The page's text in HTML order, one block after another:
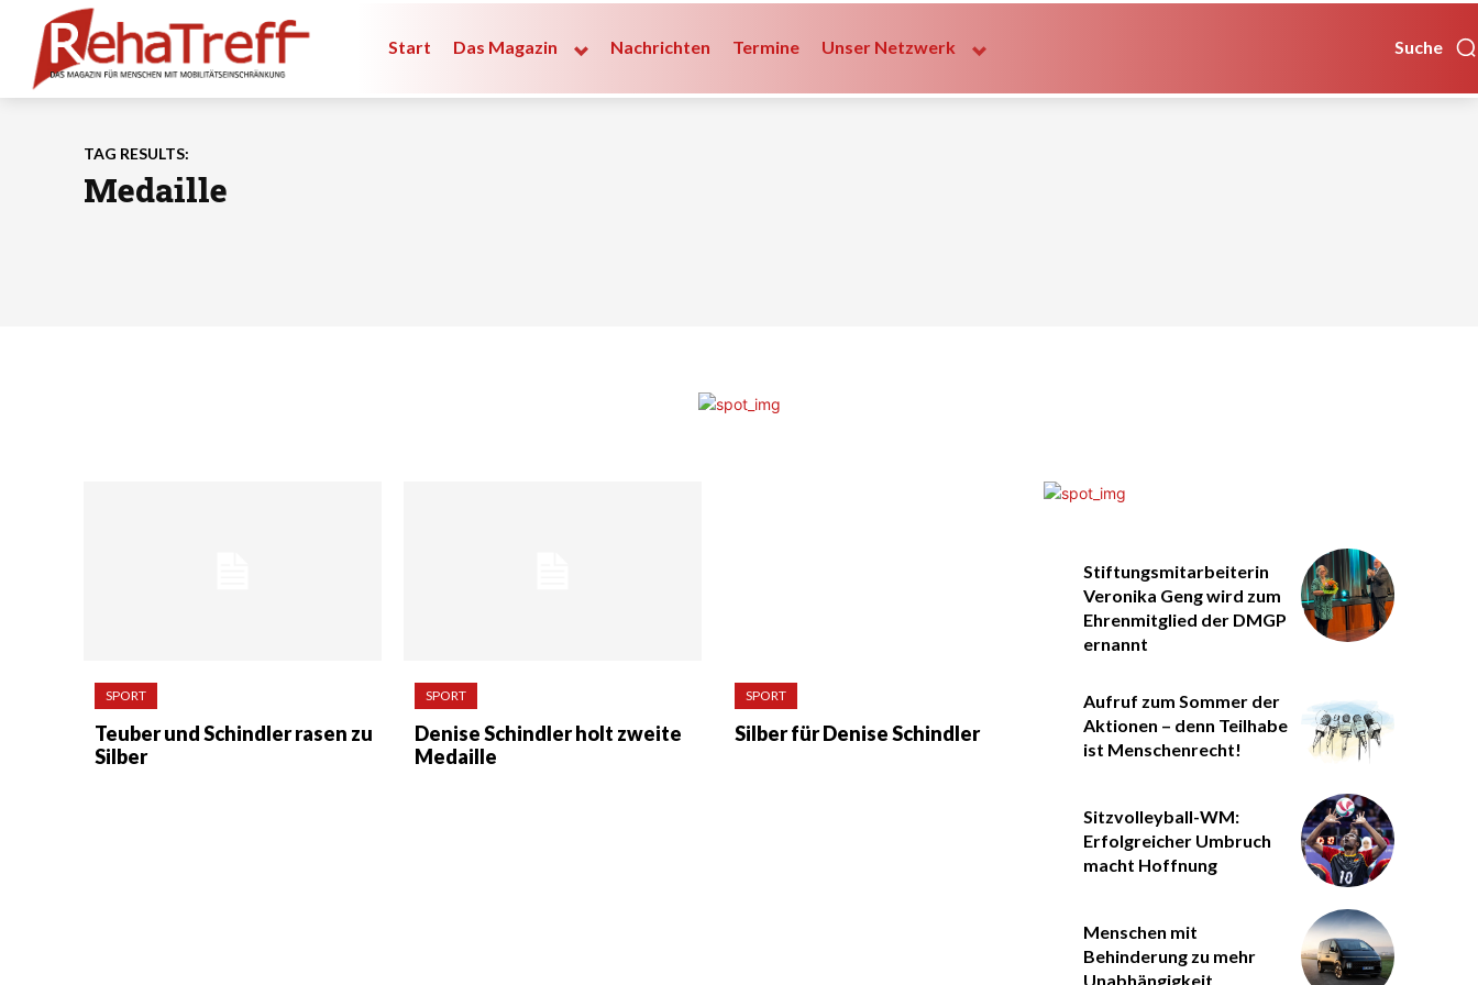
Suche
Start Das Magazin Nachrichten Termine Unser Netzwerk
TAG RESULTS:
Medaille
SPORT
Teuber und Schindler rasen zu
Silber
SPORT
Denise Schindler holt zweite
Medaille
SPORT
Silber für Denise Schindler
Stiftungsmitarbeiterin
Veronika Geng wird zum
Ehrenmitglied der DMGP
ernannt
Aufruf zum Sommer der
Aktionen – denn Teilhabe
ist Menschenrecht!
Sitzvolleyball-WM:
Erfolgreicher Umbruch
macht Hoffnung
Menschen mit
Behinderung zu mehr
Unabhängigkeit